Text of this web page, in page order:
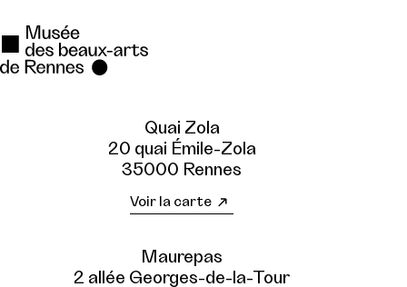
Quai Zola
20 quai Émile-Zola
35000 Rennes
Voir la carte
Maurepas
2 allée Georges-de-la-Tour